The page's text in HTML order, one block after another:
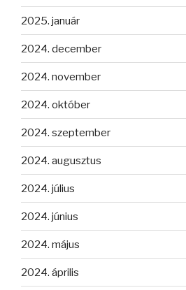
2025. január
2024. december
2024. november
2024. október
2024. szeptember
2024. augusztus
2024. július
2024. június
2024. május
2024. április